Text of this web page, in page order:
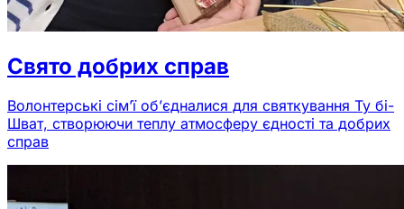
Свято добрих справ
Волонтерські сім’ї об’єдналися для святкування Ту бі-
Шват, створюючи теплу атмосферу єдності та добрих
справ